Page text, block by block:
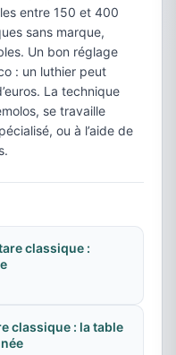
entre 150 et 400
sans marque,
Un bon réglage
: un luthier peut
La technique
se travaille
ou à l’aide de
classique :
classique : la table